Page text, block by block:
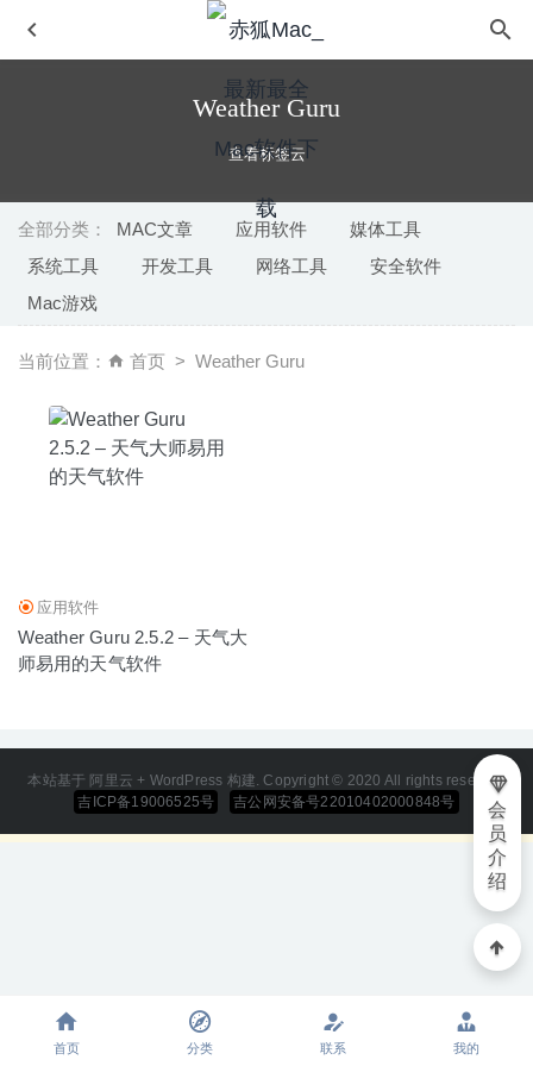
Weather Guru
查看标签云
全部分类： MAC文章 应用软件
媒体工具
系统工具
开发工具 网络工具
安全软件
Mac游戏
当前位置： 首页 Weather Guru
应用软件
Weather Guru 2.5.2 – 天气大
师易用的天气软件
本站基于 阿里云 + WordPress 构建. Copyright © 2020 All rights reserved
吉ICP备19006525号
吉公网安备号22010402000848号
会
员
介
绍
04-13
Debookee 8.2.0 – 强大的网络数据抓包分析工具
Syncovery 11.15.16 – 实时自动备份同步工具
Vidmore Video Converter 1.0.16 for Mac破解版–非常优秀
的音视频格式转换软件
首页 分类 联系 我的